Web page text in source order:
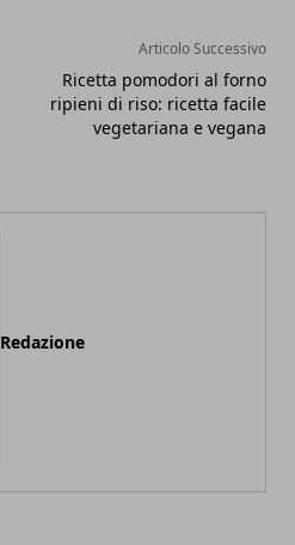
Articolo Successivo
Ricetta pomodori al forno
ripieni di riso: ricetta facile
vegetariana e vegana
Redazione